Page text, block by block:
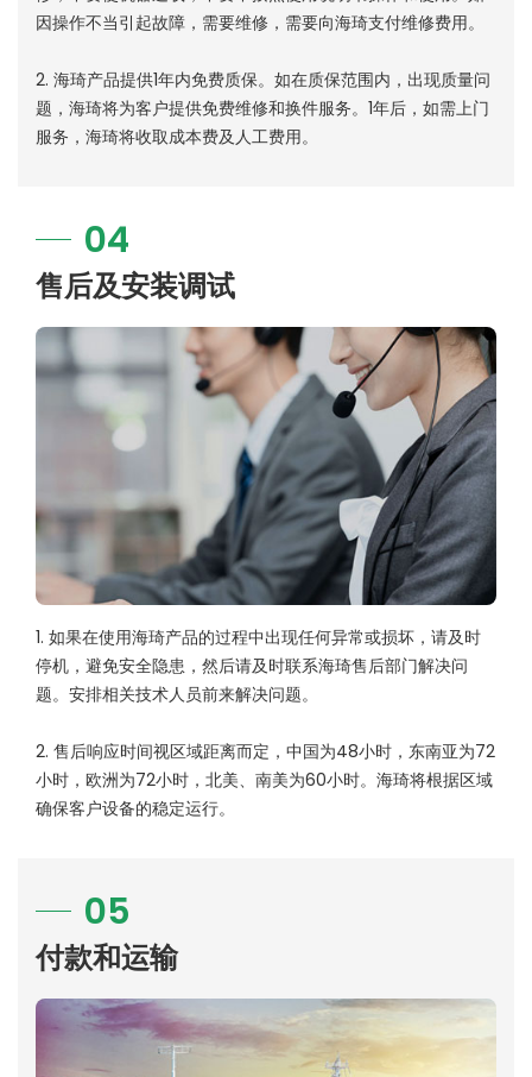
因操作不当引起故障，需要维修，需要向海琦支付维修费用。
2. 海琦产品提供1年内免费质保。如在质保范围内，出现质量问
题，海琦将为客户提供免费维修和换件服务。1年后，如需上门
服务，海琦将收取成本费及人工费用。
04
售后及安装调试
1. 如果在使用海琦产品的过程中出现任何异常或损坏，请及时
停机，避免安全隐患，然后请及时联系海琦售后部门解决问
题。安排相关技术人员前来解决问题。
2. 售后响应时间视区域距离而定，中国为48小时，东南亚为72
小时，欧洲为72小时，北美、南美为60小时。海琦将根据区域
确保客户设备的稳定运行。
05
付款和运输